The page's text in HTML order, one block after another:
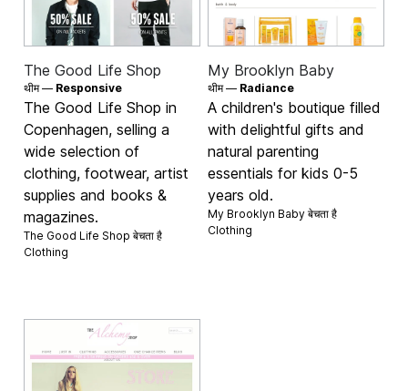
The Good Life Shop
थीम — Responsive
The Good Life Shop in
Copenhagen, selling a
wide selection of
clothing, footwear, artist
supplies and books &
magazines.
The Good Life Shop बेचता है
Clothing
My Brooklyn Baby
थीम — Radiance
A children's boutique filled
with delightful gifts and
natural parenting
essentials for kids 0-5
years old.
My Brooklyn Baby बेचता है
Clothing